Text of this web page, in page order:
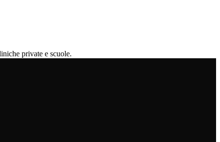
private e scuole.